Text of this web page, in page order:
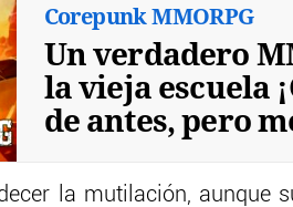
Corepunk MMORPG
Un verdadero
la vieja escuela
de antes, pero
la mutilación, aunque